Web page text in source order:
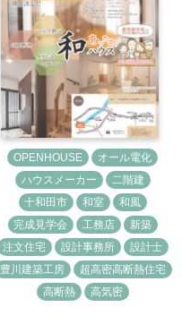
OPENHOUSE オール電化
ハウスメーカー 二階建
十和田市 和室 和風
完成見学会 工務店 新築
注文住宅 設計事務所 設計士
豊川建築工房 超高密高断熱住宅
高断熱 高気密